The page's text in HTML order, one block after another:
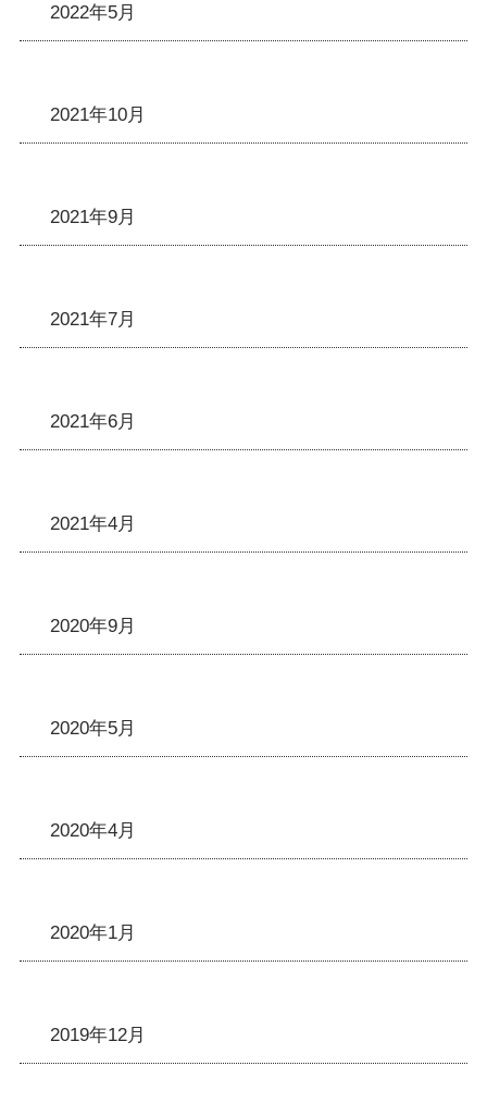
2022年5月
2021年10月
2021年9月
2021年7月
2021年6月
2021年4月
2020年9月
2020年5月
2020年4月
2020年1月
2019年12月